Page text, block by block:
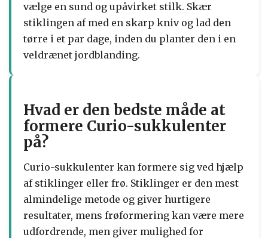
vælge en sund og upåvirket stilk. Skær
stiklingen af med en skarp kniv og lad den
tørre i et par dage, inden du planter den i en
veldrænet jordblanding.
Hvad er den bedste måde at
formere Curio-sukkulenter
på?
Curio-sukkulenter kan formere sig ved hjælp
af stiklinger eller frø. Stiklinger er den mest
almindelige metode og giver hurtigere
resultater, mens frøformering kan være mere
udfordrende, men giver mulighed for